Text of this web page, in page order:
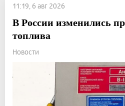
11:19, 6 авг 2026
В России изменились
топлива
Новости